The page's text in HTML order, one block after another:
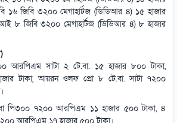
১৬ জিবি ৩২০০ মেগাহার্টজ (ডিডিআর ৪) ১৫ হাজার
৮ জিবি ৩২০০ মেগাহার্টজ (ডিডিআর ৪) ৮ হাজার
আরপিএম সাটা ২ টে.বা. ১৫ হাজার ৮০০ টাকা,
টাকা, আয়রন ওলফ প্রো ৮ টে.বা. সাটা ৭২০০
পি৩০০ ৭২০০ আরপিএম ১১ হাজার ৫০০ টাকা, ৪